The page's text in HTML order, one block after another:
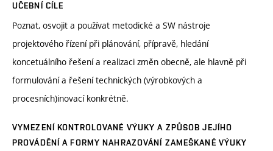
UČEBNÍ CÍLE
Poznat, osvojit a používat metodické a SW nástroje
projektového řízení při plánování, přípravě, hledání
koncetuálního řešení a realizaci změn obecně, ale hlavně při
formulování a řešení technických (výrobkových a
procesních)inovací konkrétně.
VYMEZENÍ KONTROLOVANÉ VÝUKY A ZPŮSOB JEJÍHO
PROVÁDĚNÍ A FORMY NAHRAZOVÁNÍ ZAMEŠKANÉ VÝUKY